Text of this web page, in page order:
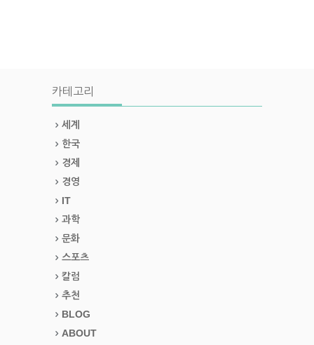
카테고리
세계
한국
경제
경영
IT
과학
문화
스포츠
칼럼
추천
BLOG
ABOUT